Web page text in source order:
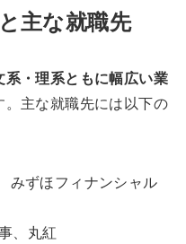
主な就職先
系・理系ともに幅広い業
。主な就職先には以下の
みずほフィナンシャル
、丸紅